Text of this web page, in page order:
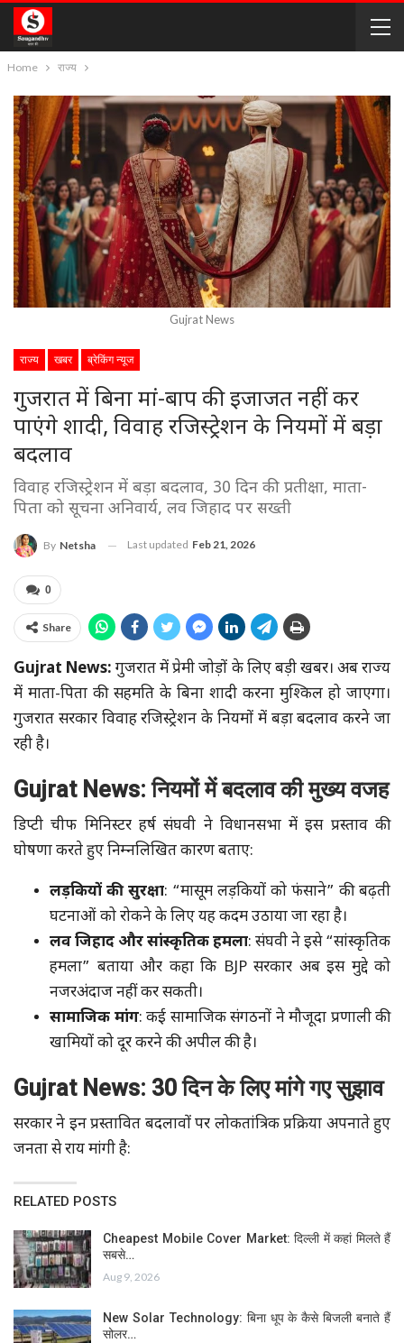
Home राज्य
Gujrat News
राज्य खबर ब्रेकिंग न्यूज
गुजरात में बिना मां-बाप की इजाजत नहीं कर
पाएंगे शादी, विवाह रजिस्ट्रेशन के नियमों में बड़ा
बदलाव
विवाह रजिस्ट्रेशन में बड़ा बदलाव, 30 दिन की प्रतीक्षा, माता-
पिता को सूचना अनिवार्य, लव जिहाद पर सख्ती
By Netsha Last updated Feb 21, 2026
0
Share
Gujrat News: गुजरात में प्रेमी जोड़ों के लिए बड़ी खबर। अब राज्य
में माता-पिता की सहमति के बिना शादी करना मुश्किल हो जाएगा।
गुजरात सरकार विवाह रजिस्ट्रेशन के नियमों में बड़ा बदलाव करने जा
रही है।
Gujrat News: नियमों में बदलाव की मुख्य वजह
डिप्टी चीफ मिनिस्टर हर्ष संघवी ने विधानसभा में इस प्रस्ताव की
घोषणा करते हुए निम्नलिखित कारण बताए:
लड़कियों की सुरक्षा: “मासूम लड़कियों को फंसाने” की बढ़ती
घटनाओं को रोकने के लिए यह कदम उठाया जा रहा है।
लव जिहाद और सांस्कृतिक हमला: संघवी ने इसे “सांस्कृतिक
हमला” बताया और कहा कि BJP सरकार अब इस मुद्दे को
नजरअंदाज नहीं कर सकती।
सामाजिक मांग: कई सामाजिक संगठनों ने मौजूदा प्रणाली की
खामियों को दूर करने की अपील की है।
Gujrat News: 30 दिन के लिए मांगे गए सुझाव
सरकार ने इन प्रस्तावित बदलावों पर लोकतांत्रिक प्रक्रिया अपनाते हुए
जनता से राय मांगी है:
RELATED POSTS
Cheapest Mobile Cover Market: दिल्ली में कहां मिलते हैं
सबसे…
Aug 9, 2026
New Solar Technology: बिना धूप के कैसे बिजली बनाते हैं
सोलर…